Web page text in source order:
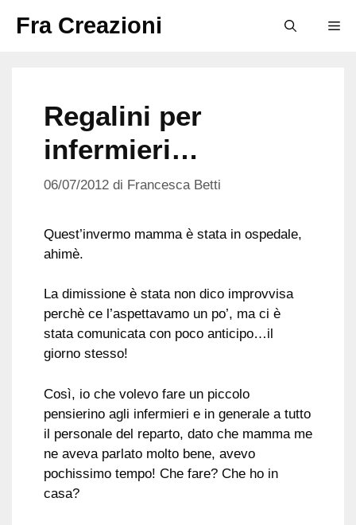
Fra Creazioni
Regalini per
infermieri…
06/07/2012 di Francesca Betti
Quest’invermo mamma è stata in ospedale,
ahimè.
La dimissione è stata non dico improvvisa
perchè ce l’aspettavamo un po’, ma ci è
stata comunicata con poco anticipo…il
giorno stesso!
Così, io che volevo fare un piccolo
pensierino agli infermieri e in generale a tutto
il personale del reparto, dato che mamma me
ne aveva parlato molto bene, avevo
pochissimo tempo! Che fare? Che ho in
casa?